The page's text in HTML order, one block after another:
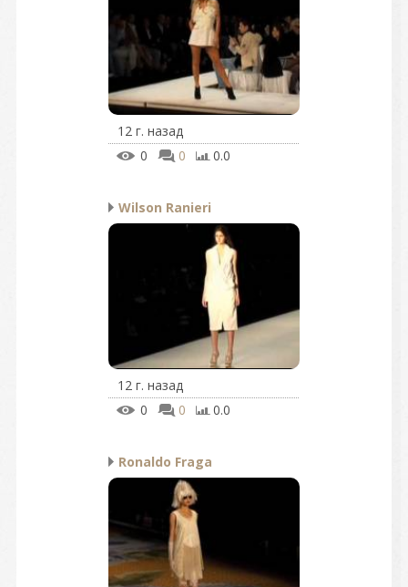
12 г. назад
0
0 0.0
Wilson Ranieri
12 г. назад
0
0 0.0
Ronaldo Fraga